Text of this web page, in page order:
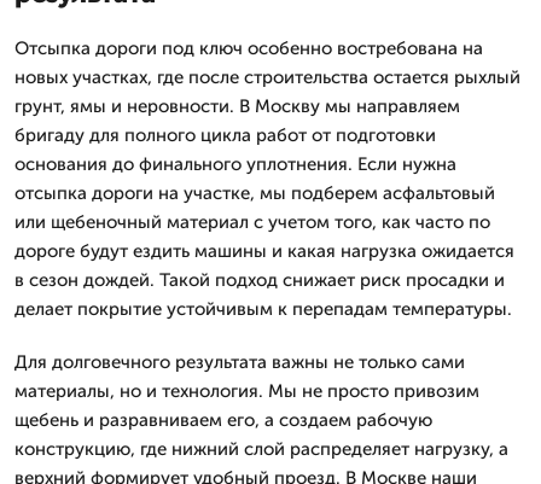
Отсыпка дороги под ключ особенно востребована на
новых участках, где после строительства остается рыхлый
грунт, ямы и неровности. В Москву мы направляем
бригаду для полного цикла работ от подготовки
основания до финального уплотнения. Если нужна
отсыпка дороги на участке, мы подберем асфальтовый
или щебеночный материал с учетом того, как часто по
дороге будут ездить машины и какая нагрузка ожидается
в сезон дождей. Такой подход снижает риск просадки и
делает покрытие устойчивым к перепадам температуры.
Для долговечного результата важны не только сами
материалы, но и технология. Мы не просто привозим
щебень и разравниваем его, а создаем рабочую
конструкцию, где нижний слой распределяет нагрузку, а
верхний формирует удобный проезд. В Москве наши